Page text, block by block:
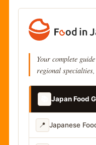
Your complete
regional
Japan Food
📍 Japanese